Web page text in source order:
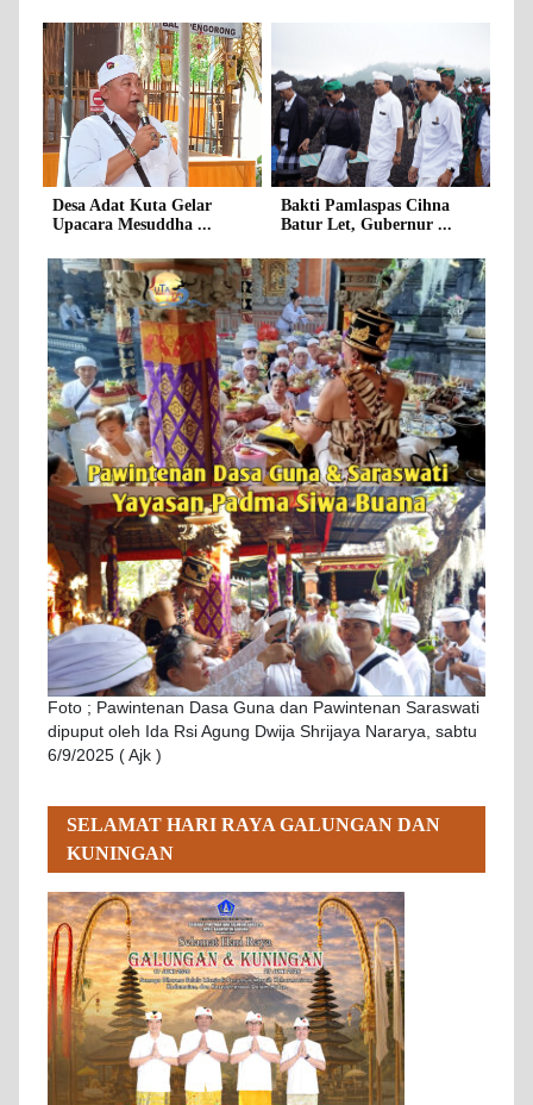
Desa Adat Kuta Gelar
Upacara Mesuddha ...
Bakti Pamlaspas Cihna
Batur Let, Gubernur ...
Foto ; Pawintenan Dasa Guna dan Pawintenan Saraswati
dipuput oleh Ida Rsi Agung Dwija Shrijaya Nararya, sabtu
6/9/2025 ( Ajk )
SELAMAT HARI RAYA GALUNGAN DAN
KUNINGAN